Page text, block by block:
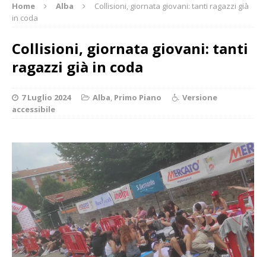
Home Alba
Collisioni, giornata giovani: tanti ragazzi già
in coda
Collisioni, giornata giovani: tanti
ragazzi già in coda
7 Luglio 2024 Alba, Primo Piano
Versione
accessibile